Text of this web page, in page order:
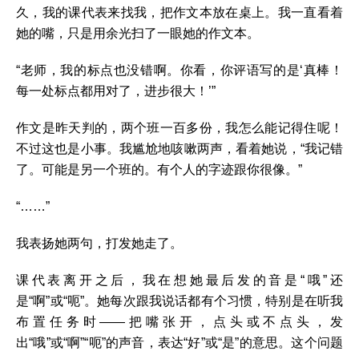
久，我的课代表来找我，把作文本放在桌上。我一直看着
她的嘴，只是用余光扫了一眼她的作文本。
“老师，我的标点也没错啊。你看，你评语写的是‘真棒！
每一处标点都用对了，进步很大！’”
作文是昨天判的，两个班一百多份，我怎么能记得住呢！
不过这也是小事。我尴尬地咳嗽两声，看着她说，“我记错
了。可能是另一个班的。有个人的字迹跟你很像。”
“……”
我表扬她两句，打发她走了。
课代表离开之后，我在想她最后发的音是“哦”还
是“啊”或“呃”。她每次跟我说话都有个习惯，特别是在听我
布置任务时——把嘴张开，点头或不点头，发
出“哦”或“啊”“呃”的声音，表达“好”或“是”的意思。这个问题